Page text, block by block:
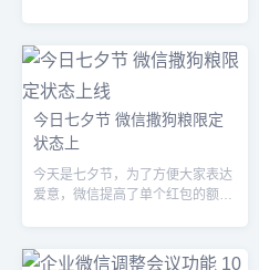
今日七夕节 微信撒狗粮限定
状态上
今天是七夕节，为了方便大家表达
爱意，微信提高了单个红包的额度